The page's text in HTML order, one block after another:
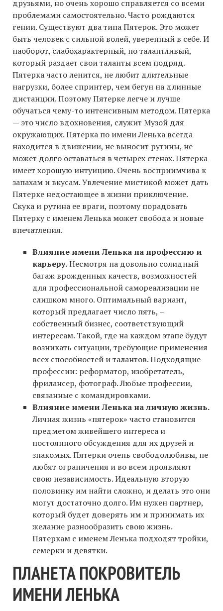
друзьями, но очень хорошо справляется со всеми
проблемами самостоятельно. Часто рождаются
гении. Существуют два типа Пятерок. Это может
быть человек с сильной волей, уверенный в себе. И
наоборот, слабохарактерный, но талантливый,
который раздает свои таланты всем подряд.
Пятерка часто ленится, не любит длительные
нагрузки, более спринтер, чем бегун на длинные
дистанции. Поэтому Пятерке легче и лучше
обучаться чему-то интенсивным методом. Пятерка
— это число вдохновения, служит Музой для
окружающих. Пятерка по имени Ленька всегда
находится в движении, не выносит рутины, не
может долго оставаться в четырех стенах. Пятерка
имеет хорошую интуицию. Очень восприимчива к
запахам и вкусам. Увлечение мистикой может дать
Пятерке недостающее в жизни приключение.
Скука и рутина ее враги, поэтому порадовать
Пятерку с именем Ленька может свобода и новые
впечатления.
Влияние имени Ленька на профессию и
карьеру.Несмотря на довольно солидный
багаж врожденных качеств, возможностей
для профессиональной самореализации не
слишком много. Оптимальный вариант,
который предлагает число пять, –
собственный бизнес, соответствующий
интересам. Такой, где на каждом этапе будут
возникать ситуации, требующие применения
всех способностей и талантов. Подходящие
профессии: реформатор, изобретатель,
фрилансер, фотограф. Любые профессии,
связанные с командировками.
Влияние имени Ленька на личную жизнь.
Личная жизнь «пятерок» часто становится
предметом живейшего интереса и
постоянного обсуждения для их друзей и
знакомых. Пятерки очень свободолюбивы, не
любят ограничения и во всем проявляют
свою независимость. Идеальную вторую
половинку им найти сложно, и делать это они
могут достаточно долго. Им нужен партнер,
который будет доверять им и принимать их
желание разнообразить свою жизнь.
Пятеркам с именем Ленька подходят тройки,
семерки и девятки.
ПЛАНЕТА ПОКРОВИТЕЛЬ
ИМЕНИ ЛЕНЬКА